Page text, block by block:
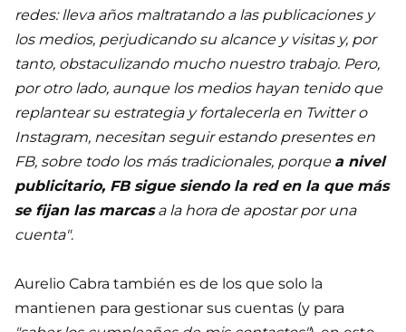
redes: lleva años maltratando a las publicaciones y
los medios, perjudicando su alcance y visitas y, por
tanto, obstaculizando mucho nuestro trabajo. Pero,
por otro lado, aunque los medios hayan tenido que
replantear su estrategia y fortalecerla en Twitter o
Instagram, necesitan seguir estando presentes en
FB, sobre todo los más tradicionales, porque a nivel
publicitario, FB sigue siendo la red en la que más
se fijan las marcasa la hora de apostar por una
cuenta".
Aurelio Cabra también es de los que solo la
mantienen para gestionar sus cuentas (y para